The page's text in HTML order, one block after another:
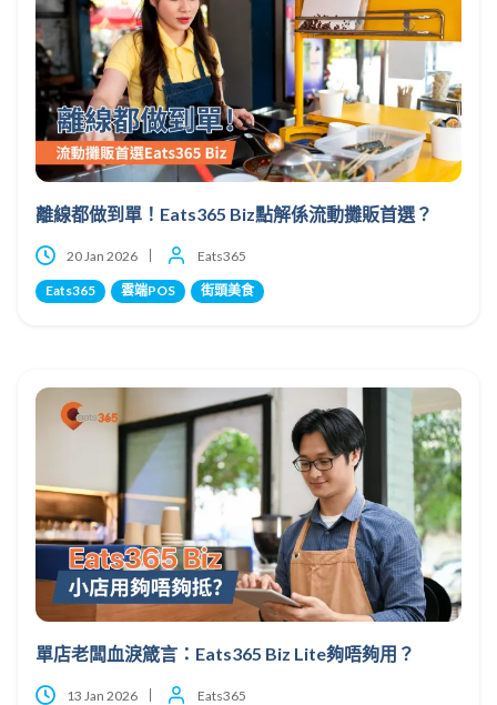
離線都做到單！Eats365 Biz點解係流動攤販首選？
20 Jan 2026 Eats365
Eats365 雲端POS 街頭美食
單店老闆血淚箴言：Eats365 Biz Lite夠唔夠用？
13 Jan 2026 Eats365